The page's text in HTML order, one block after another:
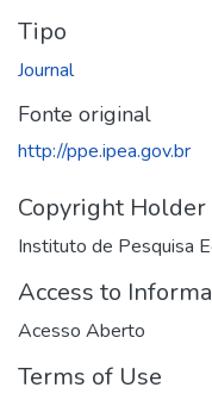
Tipo
Journal
Fonte original
http://ppe.ipea.gov.br
Copyright Holder
Instituto de Pesquisa
Access to
Acesso Aberto
Terms of Use